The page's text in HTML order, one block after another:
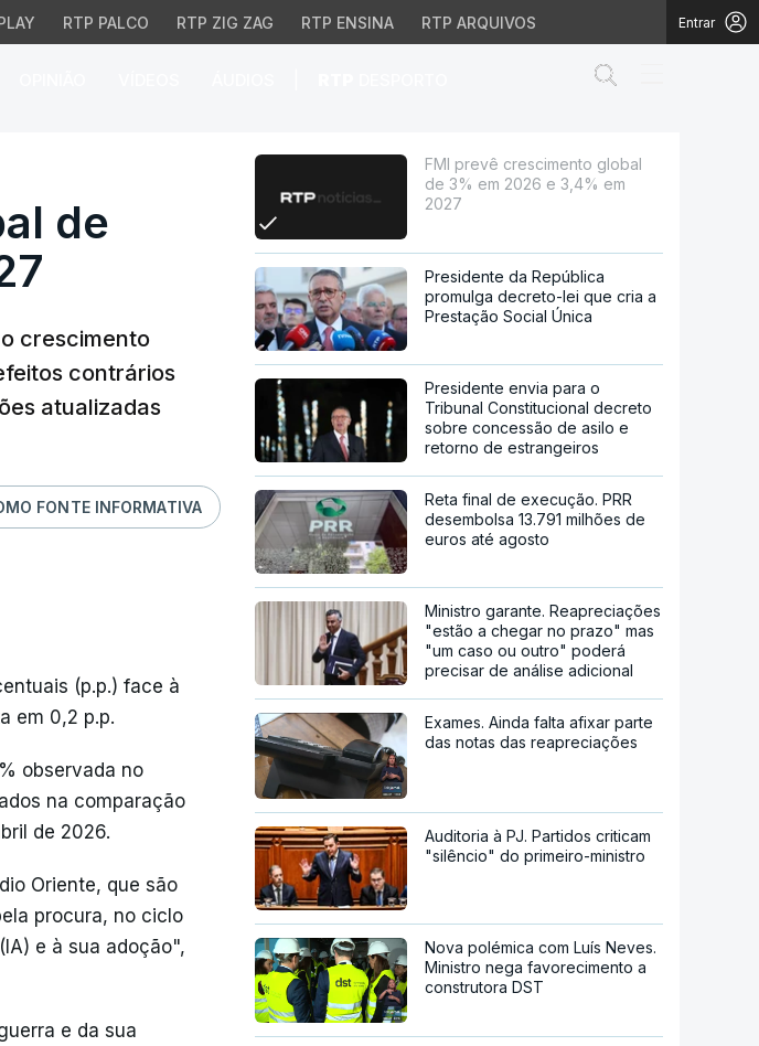
RTP PALCO RTP ZIG ZAG RTP ENSINA RTP ARQUIVOS Entrar
3% em 2026 e 3,4% em 2027
de
crescimento
contrários
atualizadas
FONTE INFORMATIVA
(p.p.) face à
em 0,2 p.p.
observada no
na comparação
de 2026.
Oriente, que são
procura, no ciclo
e à sua adoção",
e da sua
FMI prevê crescimento global
de 3% em 2026 e 3,4% em
2027
Presidente da República
promulga decreto-lei que cria a
Prestação Social Única
Presidente envia para o
Tribunal Constitucional decreto
sobre concessão de asilo e
retorno de estrangeiros
Reta final de execução. PRR
desembolsa 13.791 milhões de
euros até agosto
Ministro garante. Reapreciações
"estão a chegar no prazo" mas
"um caso ou outro" poderá
precisar de análise adicional
Exames. Ainda falta afixar parte
das notas das reapreciações
Auditoria à PJ. Partidos criticam
"silêncio" do primeiro-ministro
Nova polémica com Luís Neves.
Ministro nega favorecimento a
construtora DST